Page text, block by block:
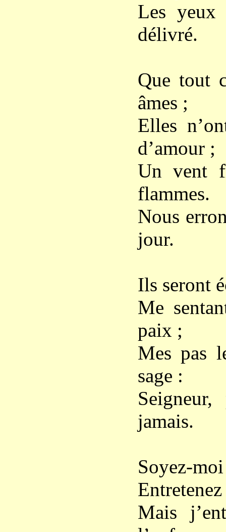
Les
délivré.
Que tout
âmes ;
Elles
d’amour ;
Un vent
flammes.
Nous
jour.
Ils seront
Me
paix ;
Mes pas
sage :
jamais.
Soyez-
Mais